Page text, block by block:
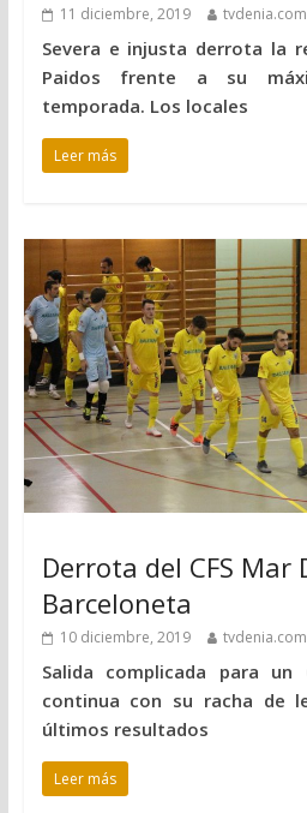
11 diciembre, 2019 tvdenia.com
Severa e injusta derrota la
Paidos frente a su
temporada. Los locales
Leer más
Derrota del CFS
Barceloneta
10 diciembre, 2019 tvdenia.com
Salida complicada para un
continua con su racha de
últimos resultados
Leer más